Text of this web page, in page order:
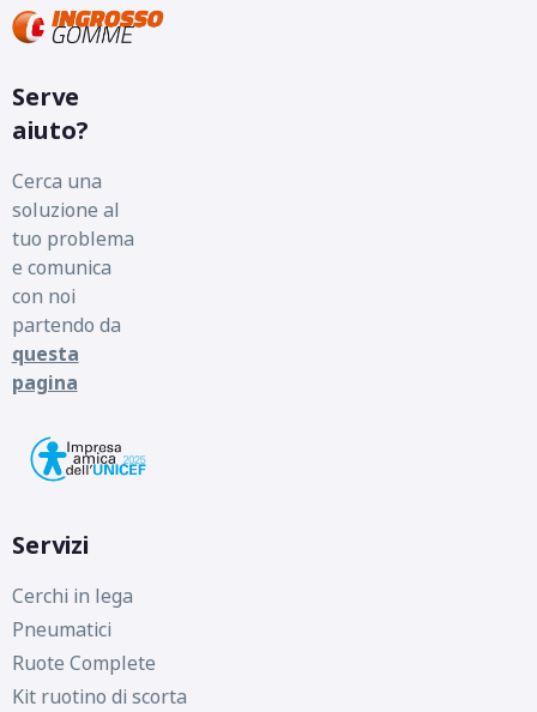
Serve
aiuto?
Cerca una
soluzione al
tuo problema
e comunica
con noi
partendo da
questa
pagina
Servizi
Cerchi in lega
Pneumatici
Ruote Complete
Kit ruotino di scorta